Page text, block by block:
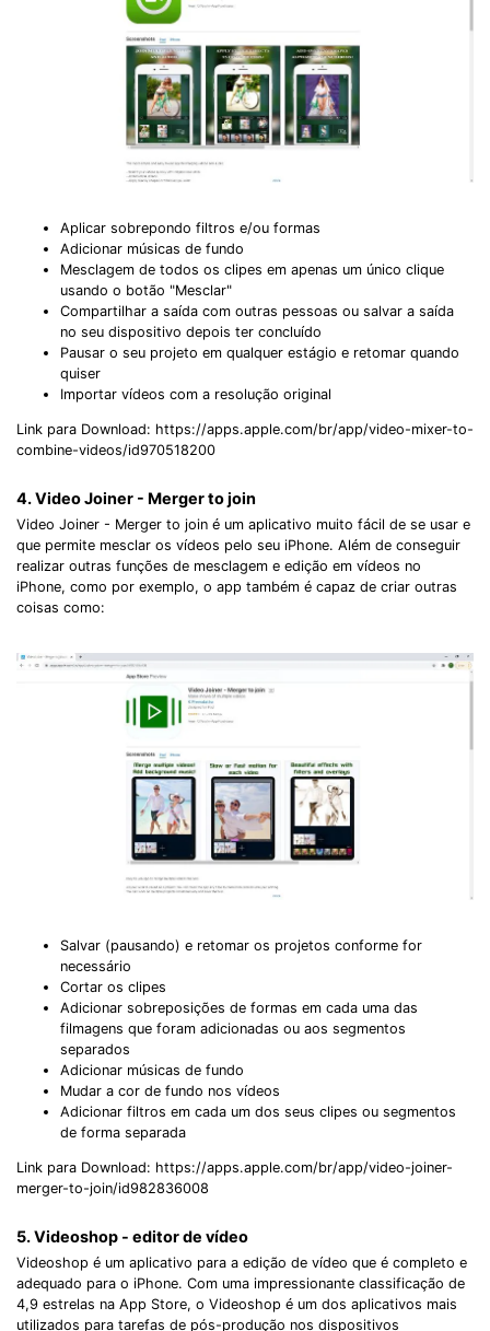
Aplicar sobrepondo filtros e/ou formas
Adicionar músicas de fundo
Mesclagem de todos os clipes em apenas um único clique
usando o botão "Mesclar"
Compartilhar a saída com outras pessoas ou salvar a saída
no seu dispositivo depois ter concluído
Pausar o seu projeto em qualquer estágio e retomar quando
quiser
Importar vídeos com a resolução original
Link para Download: https://apps.apple.com/br/app/video-mixer-to-
combine-videos/id970518200
4. Video Joiner - Merger to join
Video Joiner - Merger to join é um aplicativo muito fácil de se usar e
que permite mesclar os vídeos pelo seu iPhone. Além de conseguir
realizar outras funções de mesclagem e edição em vídeos no
iPhone, como por exemplo, o app também é capaz de criar outras
coisas como:
Salvar (pausando) e retomar os projetos conforme for
necessário
Cortar os clipes
Adicionar sobreposições de formas em cada uma das
filmagens que foram adicionadas ou aos segmentos
separados
Adicionar músicas de fundo
Mudar a cor de fundo nos vídeos
Adicionar filtros em cada um dos seus clipes ou segmentos
de forma separada
Link para Download: https://apps.apple.com/br/app/video-joiner-
merger-to-join/id982836008
5. Videoshop - editor de vídeo
Videoshop é um aplicativo para a edição de vídeo que é completo e
adequado para o iPhone. Com uma impressionante classificação de
4,9 estrelas na App Store, o Videoshop é um dos aplicativos mais
utilizados para tarefas de pós-produção nos dispositivos